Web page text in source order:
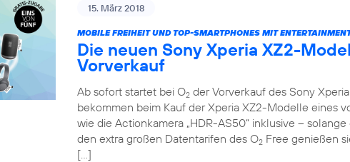
15. März 2018
MOBILE FREIHEIT UND TOP-SMARTPHONES MIT
Die neuen Sony Xperia XZ2-
Vorverkauf
Ab sofort startet bei O2 der Vorverkauf des Sony
bekommen beim Kauf der Xperia XZ2-Modelle eines
wie die Actionkamera „HDR-AS50“ inklusive –
den extra großen Datentarifen des O2 Free genießen
[…]